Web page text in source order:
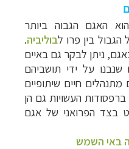
האגםהגבוה ביותר
בין פרו לבוליביה.
ניתן לבקר גם באיים
שנבנו על ידי תושביהם
חיים שיתופיים
ברפסודות העשויות גם הן
בצד הפרואני של אגם
באי השמש